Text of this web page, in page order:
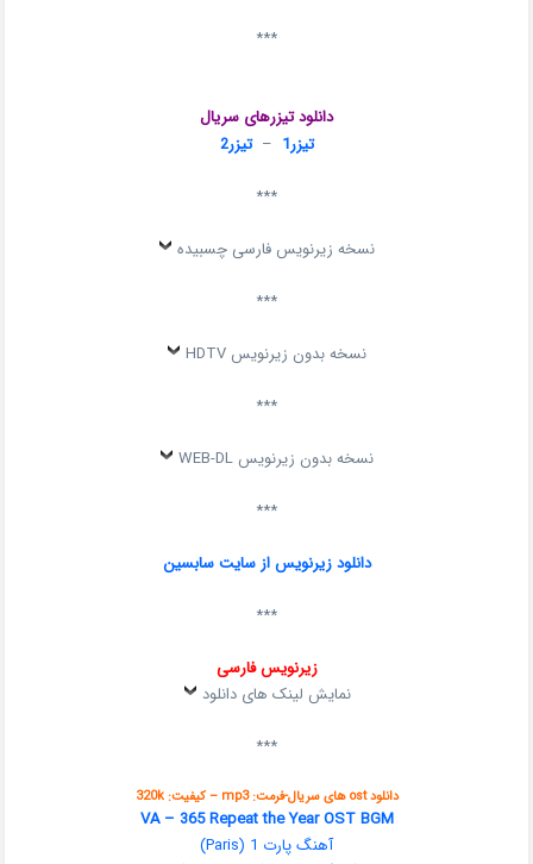
***
دانلود تیزرهای سریال
تیزر1
–تیزر2
***
نسخه زیرنویس فارسی چسبیده
***
نسخه بدون زیرنویس HDTV
***
نسخه بدون زیرنویس WEB-DL
***
دانلود زیرنویس از سایت سابسین
***
زیرنویس فارسی
نمایش لینک های دانلود
***
دانلود ost های سریال-فرمت: mp3 – کیفیت: 320k
VA – 365 Repeat the Year OST BGM
آهنگ پارت 1 (Paris)